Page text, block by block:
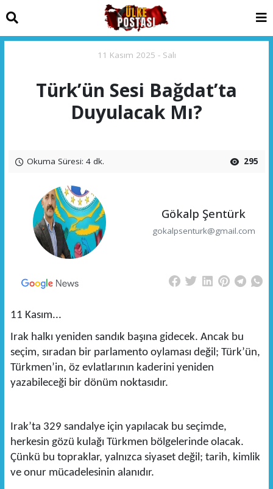
11 Kasım 2025 - Salı
Türk’ün Sesi Bağdat’ta
Duyulacak Mı?
Okuma Süresi: 4 dk. 295
Gökalp Şentürk
gokalpsenturk@gmail.com
11 Kasım...
Irak halkı yeniden sandık başına gidecek. Ancak bu
seçim, sıradan bir parlamento oylaması değil; Türk’ün,
Türkmen’in, öz evlatlarının kaderini yeniden
yazabileceği bir dönüm noktasıdır.
Irak’ta 329 sandalye için yapılacak bu seçimde,
herkesin gözü kulağı Türkmen bölgelerinde olacak.
Çünkü bu topraklar, yalnızca siyaset değil; tarih, kimlik
ve onur mücadelesinin alanıdır.